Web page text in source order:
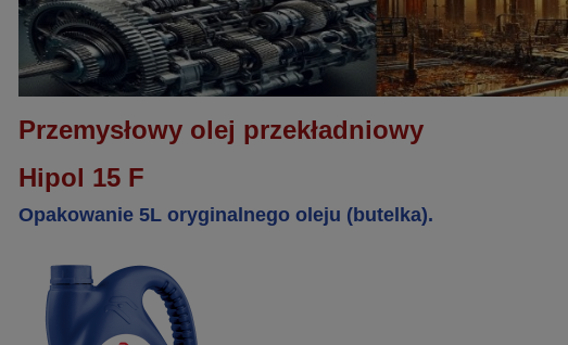
Przemysłowy olej przekładniowy
Hipol 15 F
Opakowanie 5L oryginalnego oleju (butelka).